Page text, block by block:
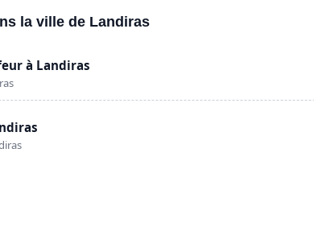
la ville de Landiras
à Landiras